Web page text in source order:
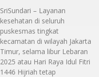
SriSundari – Layanan
kesehatan di seluruh
puskesmas tingkat
kecamatan di wilayah Jakarta
Timur, selama libur Lebaran
2025 atau Hari Raya Idul Fitri
1446 Hijriah tetap